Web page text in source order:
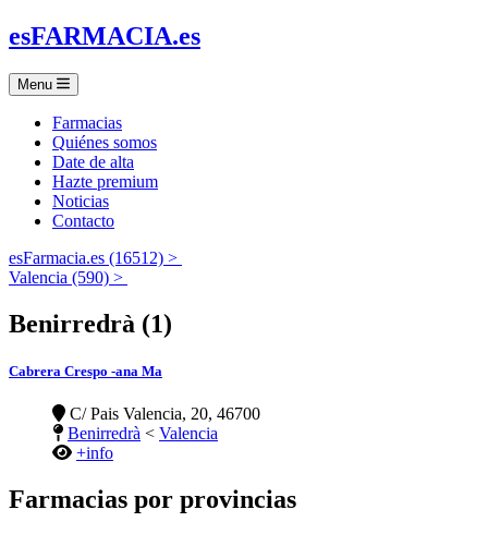
esFARMACIA.es
Menu
Farmacias
Quiénes somos
Date de alta
Hazte premium
Noticias
Contacto
esFarmacia.es (16512) >
Valencia (590) >
Benirredrà (1)
Cabrera Crespo -ana Ma
C/ Pais Valencia, 20, 46700
Benirredrà < Valencia
+info
Farmacias por provincias